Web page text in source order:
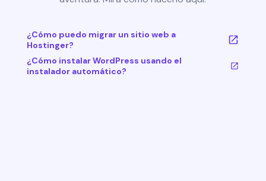
¿Cómo puedo migrar un sitio web a
Hostinger?
¿Cómo instalar WordPress usando el
instalador automático?